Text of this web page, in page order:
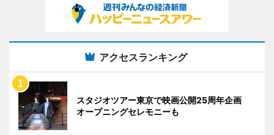
アクセスランキング
スタジオツアー東京で映画公開25周年企画
オープニングセレモニーも